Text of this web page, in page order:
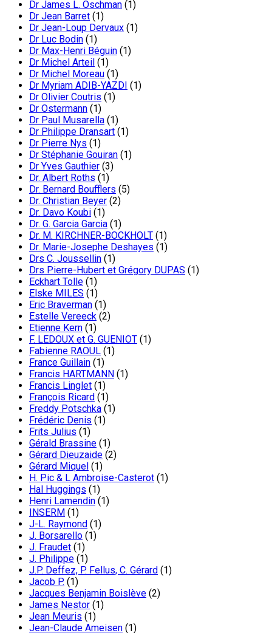
Dr James L. Oschman (1)
Dr Jean Barret (1)
Dr Jean-Loup Dervaux (1)
Dr Luc Bodin (1)
Dr Max-Henri Béguin (1)
Dr Michel Arteil (1)
Dr Michel Moreau (1)
Dr Myriam ADIB-YAZDI (1)
Dr Olivier Coutris (1)
Dr Ostermann (1)
Dr Paul Musarella (1)
Dr Philippe Dransart (1)
Dr Pierre Nys (1)
Dr Stéphanie Gouiran (1)
Dr Yves Gauthier (3)
Dr. Albert Roths (1)
Dr. Bernard Boufflers (5)
Dr. Christian Beyer (2)
Dr. Davo Koubi (1)
Dr. G. Garcia Garcia (1)
Dr. M. KIRCHNER-BOCKHOLT (1)
Dr. Marie-Josephe Deshayes (1)
Drs C. Joussellin (1)
Drs Pierre-Hubert et Grégory DUPAS (1)
Eckhart Tolle (1)
Elske MILES (1)
Eric Braverman (1)
Estelle Vereeck (2)
Etienne Kern (1)
F. LEDOUX et G. GUENIOT (1)
Fabienne RAOUL (1)
France Guillain (1)
Francis HARTMANN (1)
Francis Linglet (1)
François Ricard (1)
Freddy Potschka (1)
Frédéric Denis (1)
Frits Julius (1)
Gérald Brassine (1)
Gérard Dieuzaide (2)
Gérard Miquel (1)
H. Pic & L Ambroise-Casterot (1)
Hal Huggings (1)
Henri Lamendin (1)
INSERM (1)
J-L. Raymond (1)
J. Borsarello (1)
J. Fraudet (1)
J. Philippe (1)
J.P. Deffez, P. Fellus, C. Gérard (1)
Jacob P. (1)
Jacques Benjamin Boislève (2)
James Nestor (1)
Jean Meuris (1)
Jean-Claude Ameisen (1)